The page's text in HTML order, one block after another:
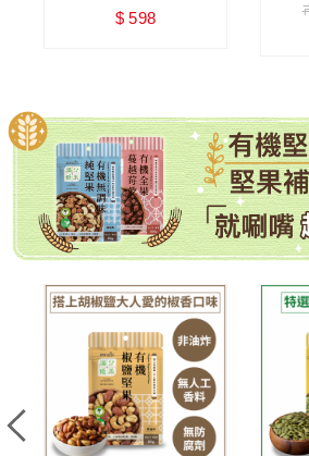
零添加糖
$ 598